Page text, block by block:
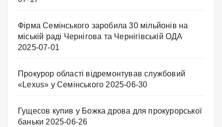
Фірма Семінського заробила 30 мільйонів на
міській раді Чернігова та Чернігівській ОДА
2025-07-01
Прокурор області відремонтував службовий
«Lexus» у Семінського 2025-06-30
Гущесов купив у Божка дрова для прокурорської
баньки 2025-06-26